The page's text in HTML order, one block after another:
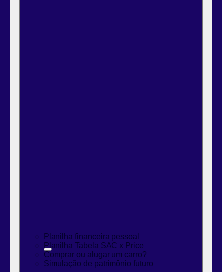
Planilha financeira pessoal
Planilha Tabela SAC x Price
Comprar ou alugar um carro?
Simulação de patrimônio futuro